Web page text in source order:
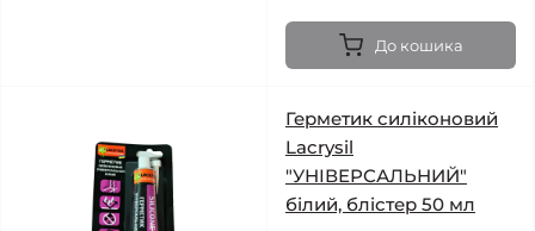
До кошика
Герметик силіконовий
Lacrysil
"УНІВЕРСАЛЬНИЙ"
білий, блістер 50 мл